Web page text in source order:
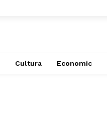
Cultura Economic